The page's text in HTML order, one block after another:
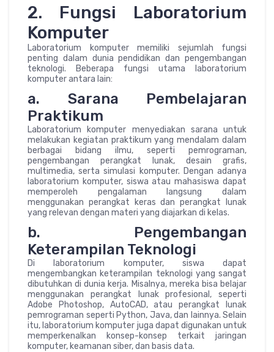
2. Fungsi Laboratorium
Komputer
Laboratorium komputer memiliki sejumlah fungsi
penting dalam dunia pendidikan dan pengembangan
teknologi. Beberapa fungsi utama laboratorium
komputer antara lain:
a. Sarana Pembelajaran
Praktikum
Laboratorium komputer menyediakan sarana untuk
melakukan kegiatan praktikum yang mendalam dalam
berbagai bidang ilmu, seperti pemrograman,
pengembangan perangkat lunak, desain grafis,
multimedia, serta simulasi komputer. Dengan adanya
laboratorium komputer, siswa atau mahasiswa dapat
memperoleh pengalaman langsung dalam
menggunakan perangkat keras dan perangkat lunak
yang relevan dengan materi yang diajarkan di kelas.
b. Pengembangan
Keterampilan Teknologi
Di laboratorium komputer, siswa dapat
mengembangkan keterampilan teknologi yang sangat
dibutuhkan di dunia kerja. Misalnya, mereka bisa belajar
menggunakan perangkat lunak profesional, seperti
Adobe Photoshop, AutoCAD, atau perangkat lunak
pemrograman seperti Python, Java, dan lainnya. Selain
itu, laboratorium komputer juga dapat digunakan untuk
memperkenalkan konsep-konsep terkait jaringan
komputer, keamanan siber, dan basis data.